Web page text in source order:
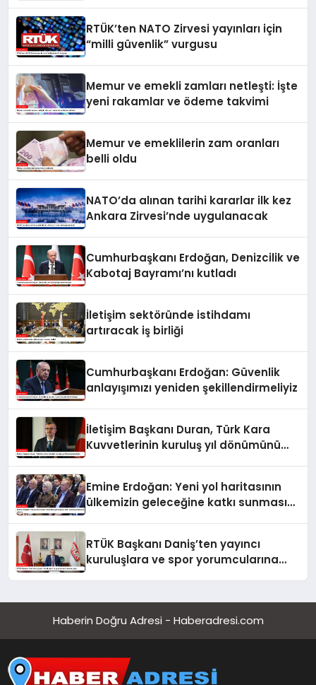
RTÜK’ten NATO Zirvesi yayınları için
“milli güvenlik” vurgusu
Memur ve emekli zamları netleşti: İşte
yeni rakamlar ve ödeme takvimi
Memur ve emeklilerin zam oranları
belli oldu
NATO’da alınan tarihi kararlar ilk kez
Ankara Zirvesi’nde uygulanacak
Cumhurbaşkanı Erdoğan, Denizcilik ve
Kabotaj Bayramı’nı kutladı
İletişim sektöründe istihdamı
artıracak iş birliği
Cumhurbaşkanı Erdoğan: Güvenlik
anlayışımızı yeniden şekillendirmeliyiz
İletişim Başkanı Duran, Türk Kara
Kuvvetlerinin kuruluş yıl dönümünü
Emine Erdoğan: Yeni yol haritasının
ülkemizin geleceğine katkı sunmasını
RTÜK Başkanı Daniş’ten yayıncı
kuruluşlara ve spor yorumcularına
Haberin Doğru Adresi - Haberadresi.com